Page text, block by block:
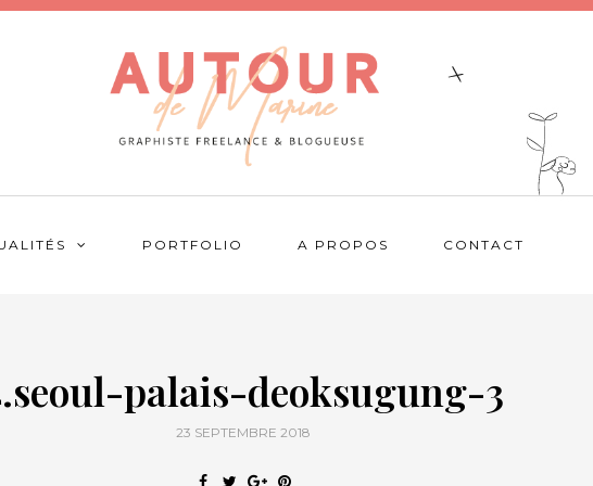
PORTFOLIO A PROPOS CONTACT
palais-deoksugung-3
23 SEPTEMBRE 2018